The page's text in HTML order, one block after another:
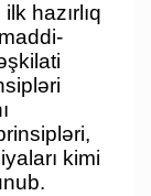
hazırlıq
kimi